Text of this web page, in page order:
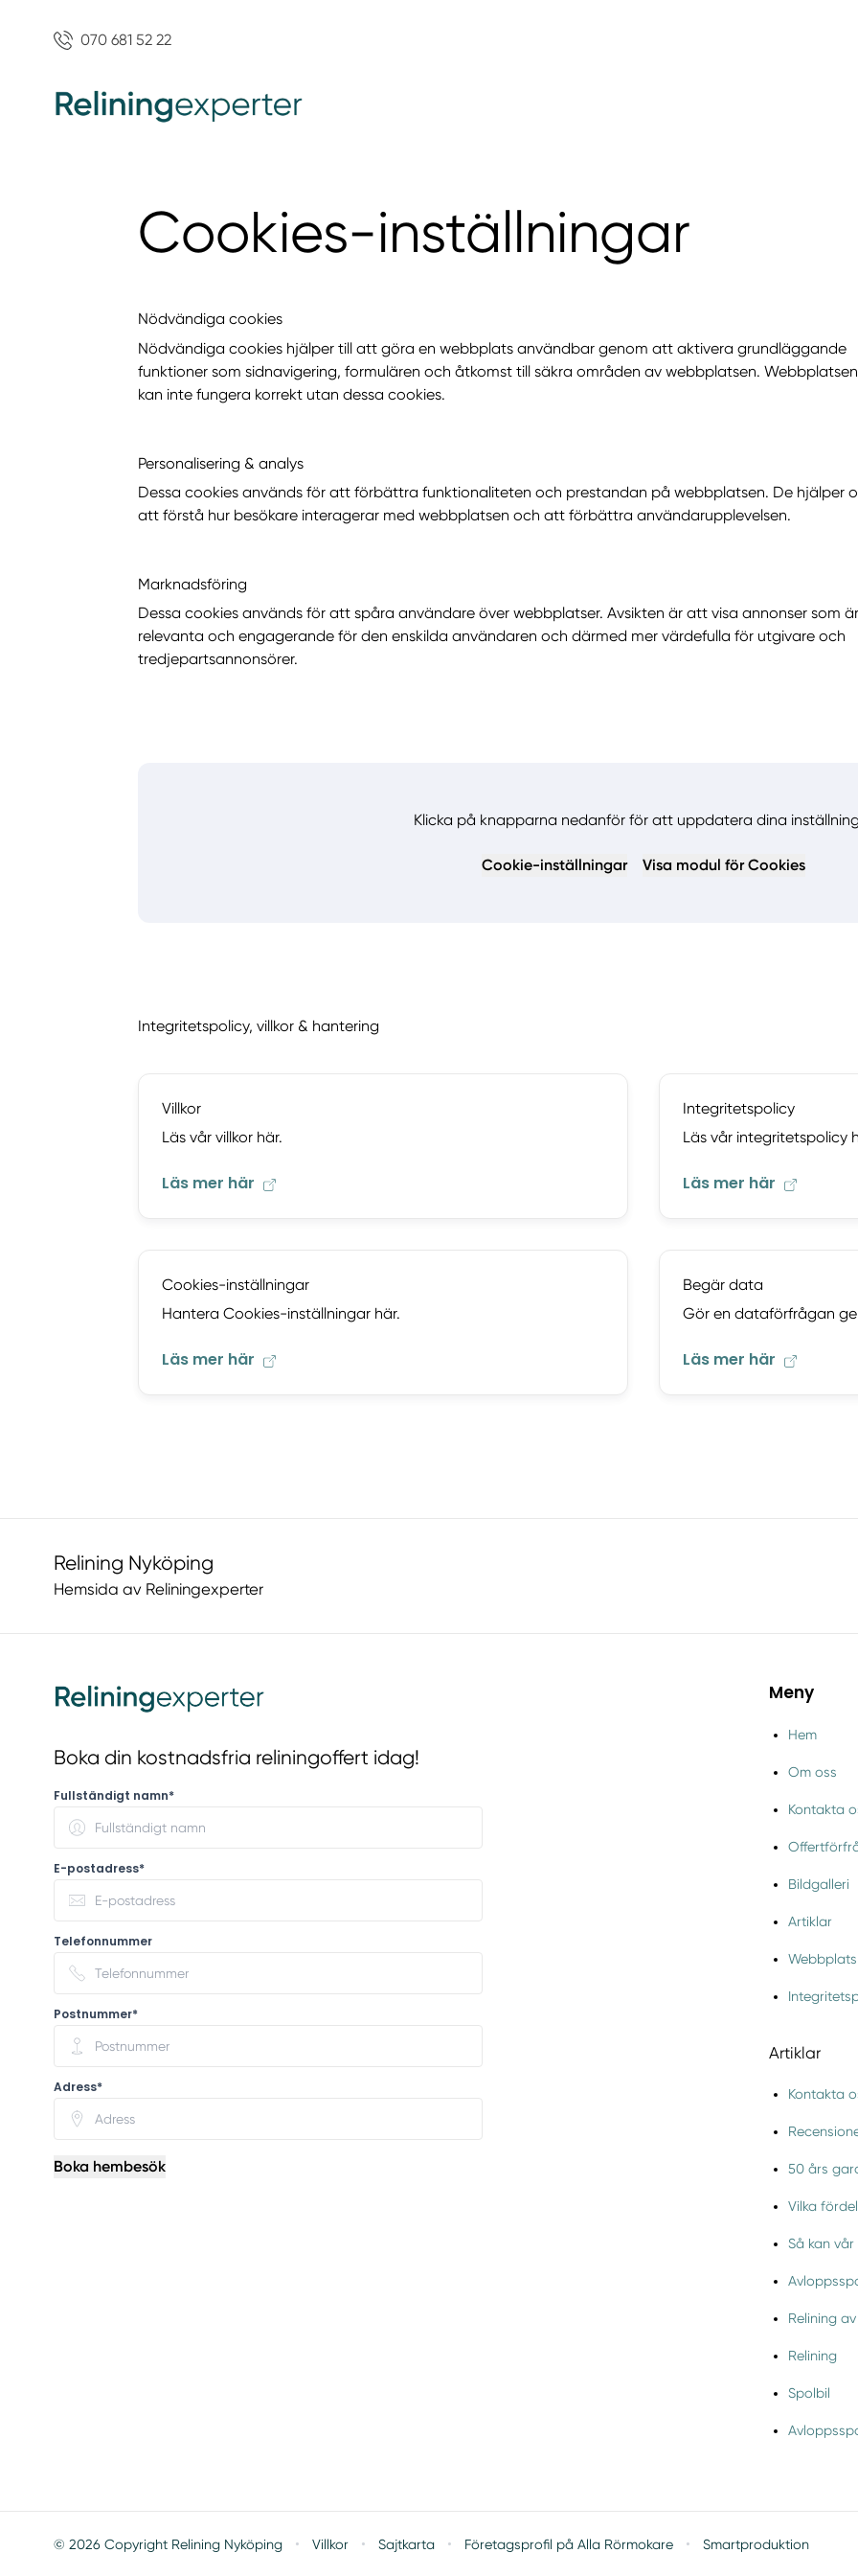
070 681 52 22
Cookies-inställningar
Nödvändiga cookies
Nödvändiga cookies hjälper till att göra en webbplats användbar genom att aktivera grundläggande
funktioner som sidnavigering, formulären och åtkomst till säkra områden av webbplatsen. Webbplatsen
kan inte fungera korrekt utan dessa cookies.
Personalisering & analys
Dessa cookies används för att förbättra funktionaliteten och prestandan på webbplatsen. De hjälper
att förstå hur besökare interagerar med webbplatsen och att förbättra användarupplevelsen.
Marknadsföring
Dessa cookies används för att spåra användare över webbplatser. Avsikten är att visa annonser som är
relevanta och engagerande för den enskilda användaren och därmed mer värdefulla för utgivare och
tredjepartsannonsörer.
Klicka på knapparna nedanför för att uppdatera dina
Cookie-inställningar Visa modul för Cookies
Integritetspolicy, villkor & hantering
Villkor
Läs vår villkor här.
Läs mer här
Integritetspolicy
Läs vår integritetspolicy
Läs mer här
Cookies-inställningar
Hantera Cookies-inställningar här.
Läs mer här
Begär data
Gör en dataförfrågan
Läs mer här
Relining Nyköping
Hemsida av Reliningexperter
Boka din kostnadsfria reliningoffert idag!
Fullständigt namn*
E-postadress*
Telefonnummer
Postnummer*
Adress*
Boka hembesök
Meny
Hem
Om oss
Kontakta
Bildgalleri
Artiklar
Artiklar
Kontakta
50 års
Vilka
Så kan
Relining
Relining
Spolbil
© 2026 Copyright Relining Nyköping · Villkor · Sajtkarta · Företagsprofil på Alla Rörmokare · Smartproduktion